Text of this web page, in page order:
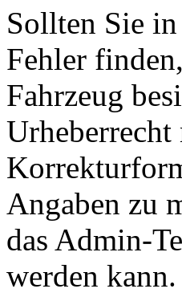
Sollten Sie
Fehler
Fahrzeug
Urheberrecht
Angaben zu
das Admin-
werden kann.